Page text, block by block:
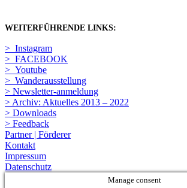
WEITERFÜHRENDE LINKS:
> Instagram
> FACEBOOK
> Youtube
> Wanderausstellung
> Newsletter-anmeldung
> Archiv: Aktuelles 2013 – 2022
> Downloads
> Feedback
Partner | Förderer
Kontakt
Impressum
Datenschutz
Manage consent